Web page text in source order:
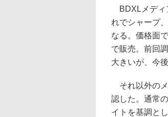
BDXLメディ
れでシャープ
なる。価格面
で販売。前回
大きいが、今
それ以外のメ
認した。通常
イトを基調と